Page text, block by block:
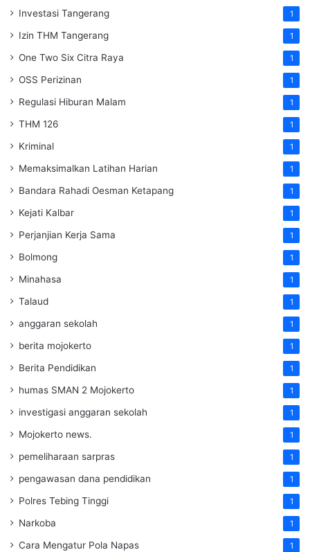
Investasi Tangerang 1
Izin THM Tangerang 1
One Two Six Citra Raya 1
OSS Perizinan 1
Regulasi Hiburan Malam 1
THM 126 1
Kriminal 1
Memaksimalkan Latihan Harian 1
Bandara Rahadi Oesman Ketapang 1
Kejati Kalbar 1
Perjanjian Kerja Sama 1
Bolmong 1
Minahasa 1
Talaud 1
anggaran sekolah 1
berita mojokerto 1
Berita Pendidikan 1
humas SMAN 2 Mojokerto 1
investigasi anggaran sekolah 1
Mojokerto news. 1
pemeliharaan sarpras 1
pengawasan dana pendidikan 1
Polres Tebing Tinggi 1
Narkoba 1
Cara Mengatur Pola Napas 1